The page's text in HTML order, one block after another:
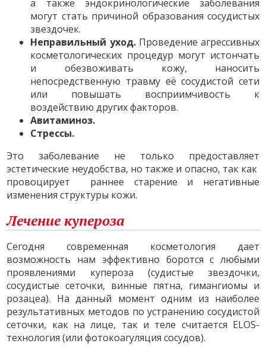
а также эндокринологические заболевания
могут стать причиной образования сосудистых
звездочек.
Неправильный уход.Проведение агрессивных
косметологических процедур могут истончать
и обезвоживать кожу, наносить
непосредственную травму её сосудистой сети
или повышать восприимчивость к
воздействию других факторов.
Авитаминоз.
Стрессы.
Это заболевание не только предоставляет
эстетические неудобства, но также и опасно, так как
провоцирует раннее старение и негативные
изменения структуры кожи.
Лечение купероза
Сегодня современная косметология дает
возможность нам эффективно боротся с любыми
проявлениями купероза (судистые звездочки,
сосудистые сеточки, винные пятна, гимангиомы и
розацеа). На данный момент одним из наиболее
результативных методов по устранению сосудистой
сеточки, как на лице, так и теле считается ELOS-
технология (или фотокоагуляция сосудов).